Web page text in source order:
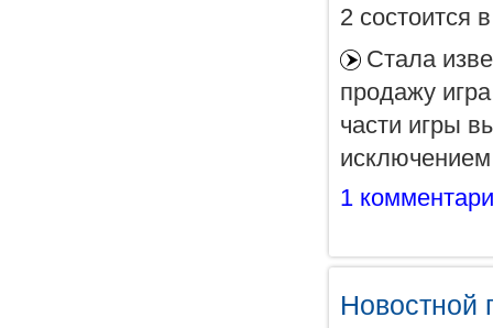
2 состоится
Стала
продажу
части игры
1
Новостной